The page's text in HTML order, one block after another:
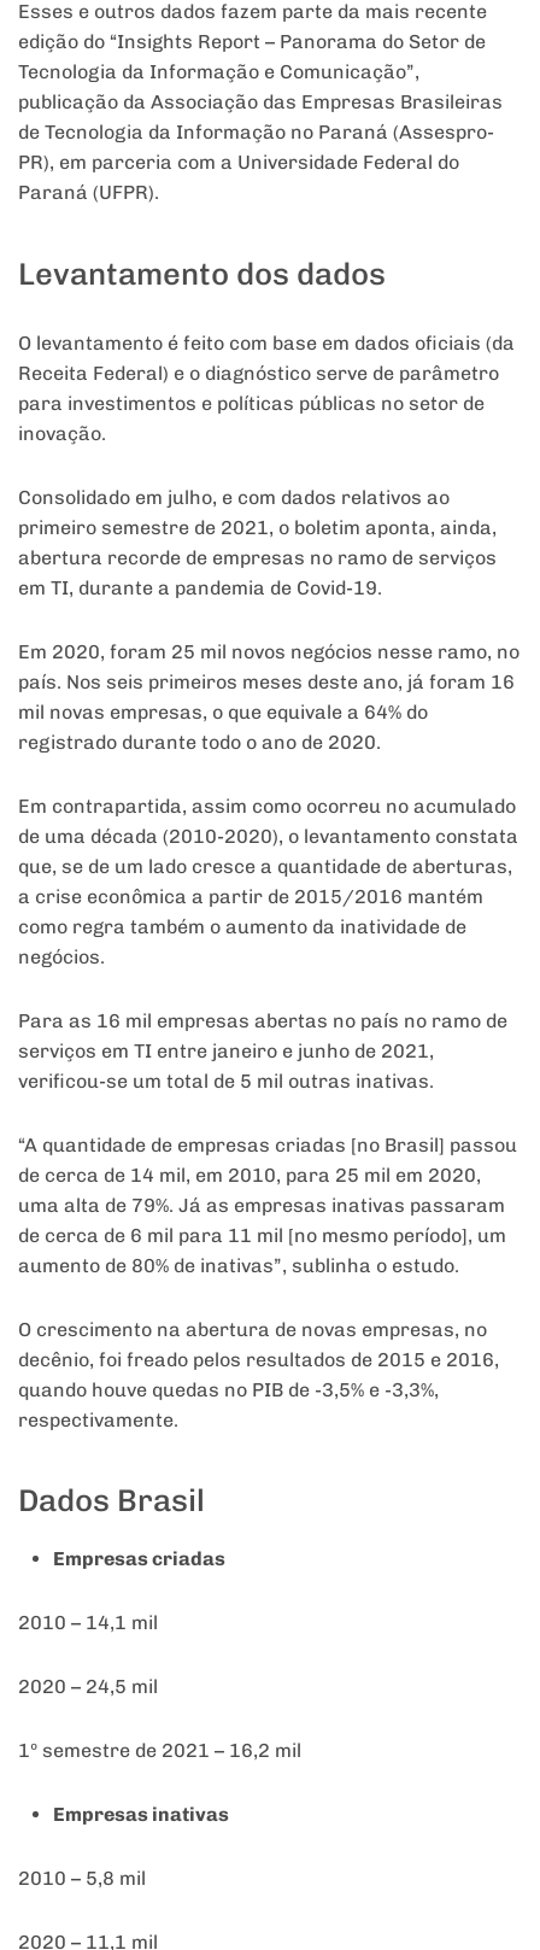
Esses e outros dados fazem parte da mais recente
edição do “Insights Report – Panorama do Setor de
Tecnologia da Informação e Comunicação”,
publicação da Associação das Empresas Brasileiras
de Tecnologia da Informação no Paraná (Assespro-
PR), em parceria com a Universidade Federal do
Paraná (UFPR).
Levantamento dos dados
O levantamento é feito com base em dados oficiais (da
Receita Federal) e o diagnóstico serve de parâmetro
para investimentos e políticas públicas no setor de
inovação.
Consolidado em julho, e com dados relativos ao
primeiro semestre de 2021, o boletim aponta, ainda,
abertura recorde de empresas no ramo de serviços
em TI, durante a pandemia de Covid-19.
Em 2020, foram 25 mil novos negócios nesse ramo, no
país. Nos seis primeiros meses deste ano, já foram 16
mil novas empresas, o que equivale a 64% do
registrado durante todo o ano de 2020.
Em contrapartida, assim como ocorreu no acumulado
de uma década (2010-2020), o levantamento constata
que, se de um lado cresce a quantidade de aberturas,
a crise econômica a partir de 2015/2016 mantém
como regra também o aumento da inatividade de
negócios.
Para as 16 mil empresas abertas no país no ramo de
serviços em TI entre janeiro e junho de 2021,
verificou-se um total de 5 mil outras inativas.
“A quantidade de empresas criadas [no Brasil] passou
de cerca de 14 mil, em 2010, para 25 mil em 2020,
uma alta de 79%. Já as empresas inativas passaram
de cerca de 6 mil para 11 mil [no mesmo período], um
aumento de 80% de inativas”, sublinha o estudo.
O crescimento na abertura de novas empresas, no
decênio, foi freado pelos resultados de 2015 e 2016,
quando houve quedas no PIB de -3,5% e -3,3%,
respectivamente.
Dados Brasil
Empresas criadas
2010 – 14,1 mil
2020 – 24,5 mil
1º semestre de 2021 – 16,2 mil
Empresas inativas
2010 – 5,8 mil
2020 – 11,1 mil